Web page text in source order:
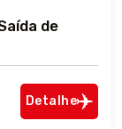
de
Detalhe